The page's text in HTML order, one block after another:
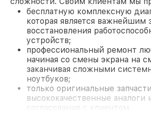
бесплатную комплексную
которая является важнейшим
восстановления
устройств;
профессиональный ремонт
начиная со смены экрана на
заканчивая сложными
ноутбуков;
только оригинальные
высококачественные аналоги
согласования с клиентом.